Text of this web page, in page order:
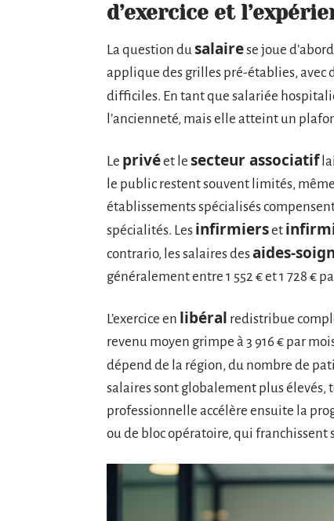
d’exercice et
La question dusalairese joue
applique des grilles pré-établies, avec
difficiles. En tant que salariée
l’ancienneté, mais elle atteint un
Le privéet le secteur associatif
le public restent souvent limités,
établissements spécialisés
spécialités. Les infirmierset
contrario, les salaires desaides-
généralement entre 1 552 € et 1 728 €
L’exercice en libéral redistribue
revenu moyen grimpe à 3 916 € par
dépend de la région, du nombre de
salaires sont globalement plus élevés,
professionnelle accélère ensuite la
ou de bloc opératoire, qui franchissent